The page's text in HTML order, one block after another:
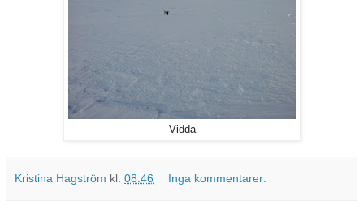
Vidda
Kristina Hagström kl. 08:46 Inga kommentarer: